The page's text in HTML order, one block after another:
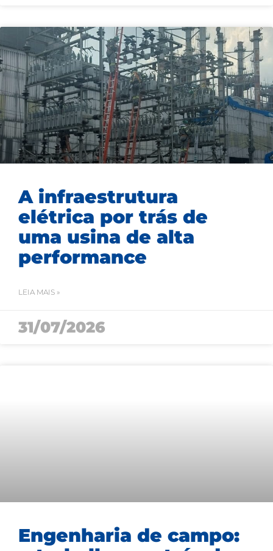
A infraestrutura
elétrica por trás de
uma usina de alta
performance
LEIA MAIS »
31/07/2026
Engenharia de campo: